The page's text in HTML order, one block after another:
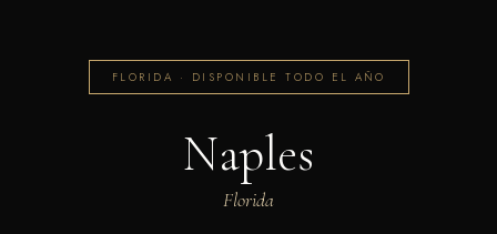
FLORIDA · DISPONIBLE TODO EL AÑO
Naples
Florida